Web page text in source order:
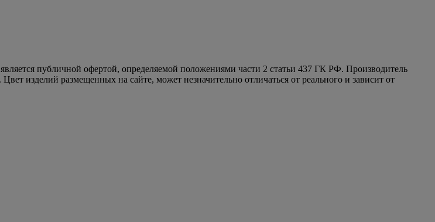
публичной офертой, определяемой положениями части 2 статьи 437 ГК РФ. Производитель
изделий размещенных на сайте, может незначительно отличаться от реального и зависит от